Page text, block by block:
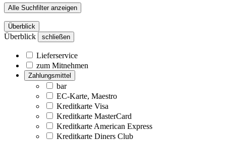
Alle Suchfilter anzeigen
Überblick
Überblick schließen
Lieferservice
zum Mitnehmen
Zahlungsmittel
bar
EC-Karte, Maestro
Kreditkarte Visa
Kreditkarte MasterCard
Kreditkarte American Express
Kreditkarte Diners Club